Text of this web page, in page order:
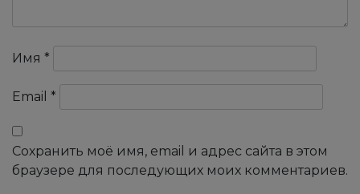
Имя *
Email *
Сохранить моё имя, email и адрес сайта в этом
браузере для последующих моих комментариев.